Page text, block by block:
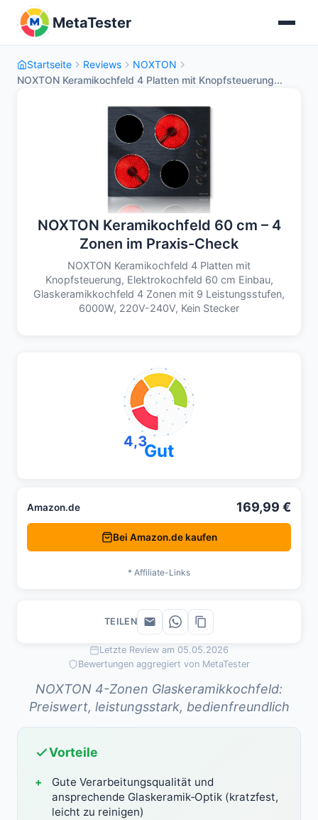
MetaTester
Startseite Reviews
NOXTON
NOXTON Keramikochfeld 4 Platten mit Knopfsteuerung...
NOXTON Keramikochfeld 60 cm – 4
Zonen im Praxis-Check
NOXTON Keramikochfeld 4 Platten mit
Knopfsteuerung, Elektrokochfeld 60 cm Einbau,
Glaskeramikkochfeld 4 Zonen mit 9 Leistungsstufen,
6000W, 220V-240V, Kein Stecker
Letzte Review am 05.05.2026
Bewertungen aggregiert von MetaTester
NOXTON 4-Zonen Glaskeramikkochfeld:
Preiswert, leistungsstark, bedienfreundlich
Vorteile
Gute Verarbeitungsqualität und
ansprechende Glaskeramik‑Optik (kratzfest,
leicht zu reinigen)
4,3Gut
Amazon.de 169,99 €
Bei Amazon.de kaufen
* Affiliate-Links
TEILEN